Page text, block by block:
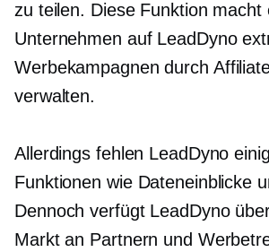
zu teilen. Diese Funktion macht
Unternehmen auf LeadDyno
Werbekampagnen durch
verwalten.
Allerdings fehlen LeadDyno
Funktionen wie Dateneinblicke
Dennoch verfügt LeadDyno
Markt an Partnern und